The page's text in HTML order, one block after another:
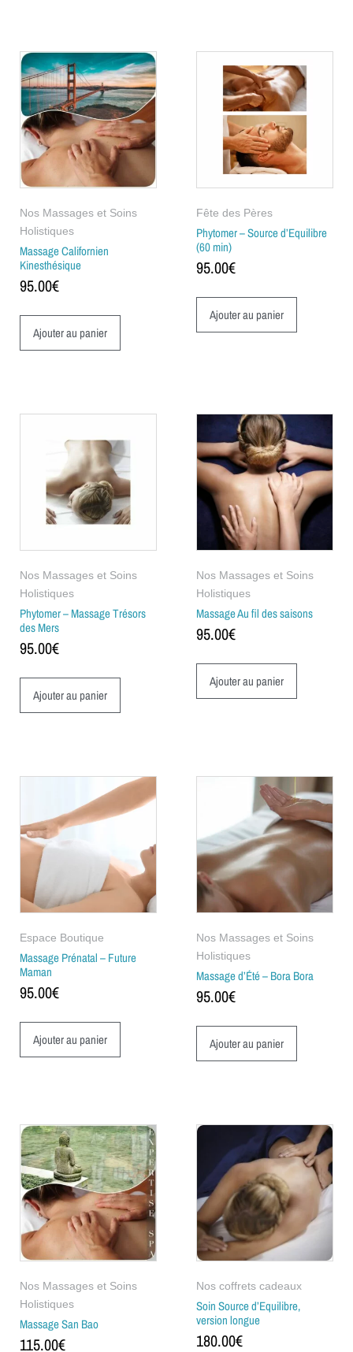
Nos Massages et Soins
Holistiques
Massage Californien
Kinesthésique
95.00€
Ajouter au panier
Fête des Pères
Phytomer – Source d’Equilibre
(60 min)
95.00€
Ajouter au panier
Nos Massages et Soins
Holistiques
Phytomer – Massage Trésors
des Mers
95.00€
Ajouter au panier
Nos Massages et Soins
Holistiques
Massage Au fil des saisons
95.00€
Ajouter au panier
Espace Boutique
Massage Prénatal – Future
Maman
95.00€
Ajouter au panier
Nos Massages et Soins
Holistiques
Massage d’Été – Bora Bora
95.00€
Ajouter au panier
Nos Massages et Soins
Holistiques
Massage San Bao
115.00€
Nos coffrets cadeaux
Soin Source d’Equilibre,
version longue
180.00€